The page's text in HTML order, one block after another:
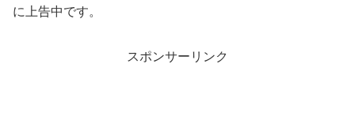
に上告中です。
スポンサーリンク